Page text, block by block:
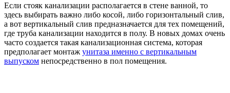
Если стояк канализации располагается в стене ванной, то
здесь выбирать важно либо косой, либо горизонтальный слив,
а вот вертикальный слив предназначается для тех помещений,
где труба канализации находится в полу. В новых домах очень
часто создается такая канализационная система, которая
предполагает монтаж унитаза именно с вертикальным
выпуском непосредственно в пол помещения.